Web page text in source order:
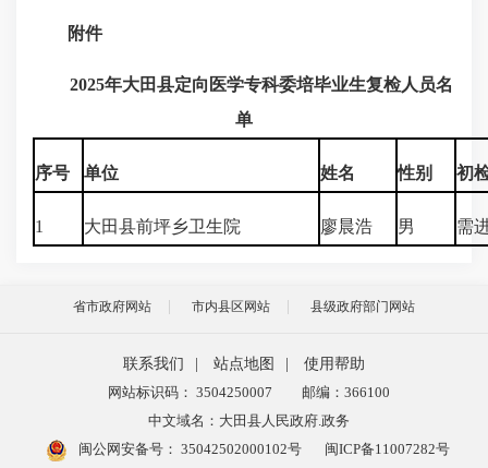
附件
2025年大田县定向医学专科委培毕业生复检人员名
单
序号 单位 姓名 性别 初
1 大田县前坪乡卫生院 廖晨浩 男 需
省市政府网站 市内县区网站 县级政府部门网站
联系我们 站点地图
使用帮助
网站标识码： 3504250007
邮编：366100
中文域名：大田县人民政府.政务
闽公网安备号： 35042502000102号 闽ICP备11007282号